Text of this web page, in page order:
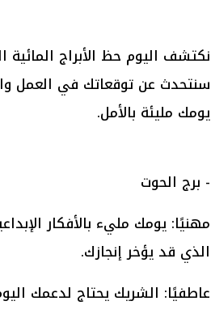
نكتشف اليوم حظ الأبراج
سنتحدث عن توقعاتك في العمل
يومك مليئة بالأمل.
- برج الحوت
مهنيًا: يومك مليء بالأفكار
الذي قد يؤخر إنجازك.
عاطفيًا: الشريك يحتاج لدعمك